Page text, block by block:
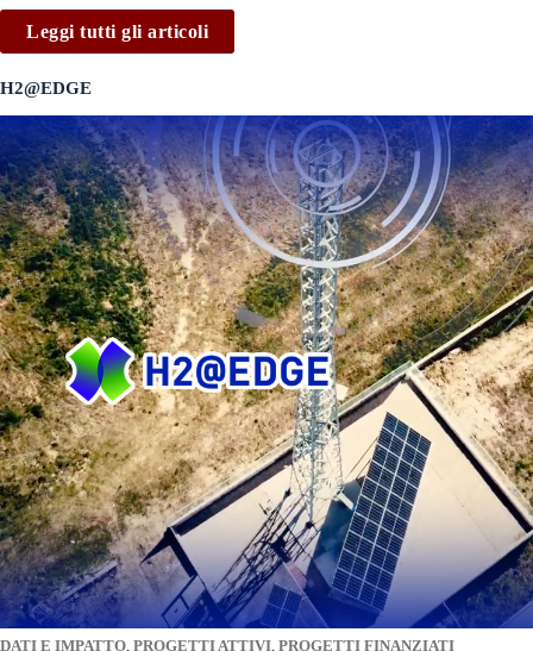
Leggi tutti gli articoli
H2@EDGE
DATI E IMPATTO, PROGETTI ATTIVI, PROGETTI FINANZIATI